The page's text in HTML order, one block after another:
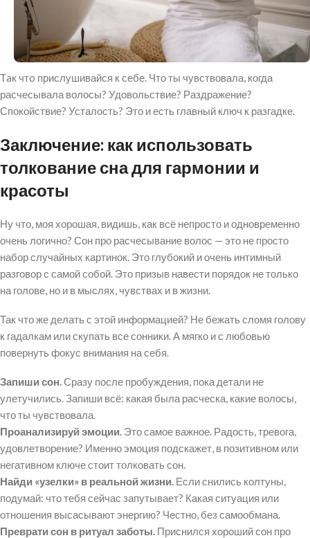
Тaк чтo прислушивайся к себе. Что ты чувствовала, когда
расчесывала волосы? Удовольствие? Раздражение?
Спокойствие? Усталость? Это и есть главный ключ к разгадке.
Заключение: как использовать
толкование сна для гармонии и
красоты
Ну что, моя хорошая, видишь, как всё непросто и одновременно
очень логично? Сон про расчесывание волос — это не просто
набор случайных картинок. Это глубокий и очень интимный
разговор с самой собой. Это призыв навести порядок не только
на голове, но и в мыслях, чувствах и в жизни.
Так что же делать с этой информацией? Не бежать сломя голову
к гадалкам или скупать все сонники. А мягко и с любовью
повернуть фокус внимания на себя.
Запиши сон. Сразу после пробуждения, пока детали не
улетучились. Запиши всё: какая была расческа, какие волосы,
что ты чувствовала.
Проанализируй эмоции. Это самое важное. Радость, тревога,
удовлетворение? Именно эмоция подскажет, в позитивном или
негативном ключе стоит толковать сон.
Найди «узелки» в реальной жизни. Если снились колтуны,
подумай: что тебя сейчас запутывает? Какая ситуация или
отношения высасывают энергию? Честно, без самообмана.
Преврати сон в ритуал заботы. Приснился хороший сон про